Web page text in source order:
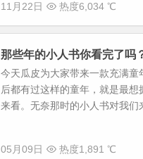
11月22日 热度6,034 ℃
那些年的小人书你看完了吗
今天瓜皮为大家带来一款充满
后都有过这样的童年，就是最
来看。无奈那时的小人书对我们
05月09日 热度1,891 ℃